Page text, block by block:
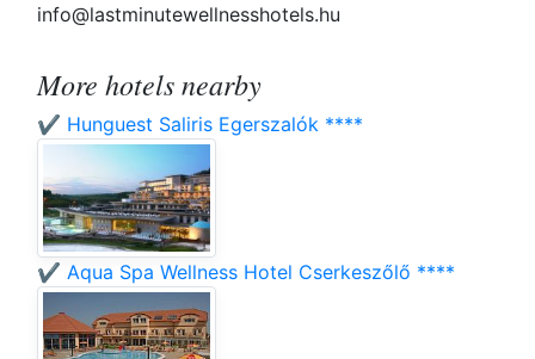
info@lastminutewellnesshotels.hu
More hotels nearby
✔️ Hunguest Saliris Egerszalók ****
✔️ Aqua Spa Wellness Hotel Cserkeszőlő ****